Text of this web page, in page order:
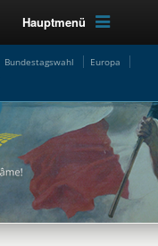
Hauptmenü
Bundestagswahl
Europa